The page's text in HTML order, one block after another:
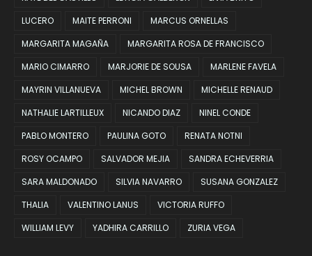
LUCERO
MAITE PERRONI
MARCUS ORNELLAS
MARGARITA MAGAÑA
MARGARITA ROSA DE FRANCISCO
MARIO CIMARRO
MARJORIE DE SOUSA
MARLENE FAVELA
MAYRIN VILLANUEVA
MICHEL BROWN
MICHELLE RENAUD
NATHALIE LARTILLEUX
NICANDO DIAZ
NINEL CONDE
PABLO MONTERO
PAULINA GOTO
RENATA NOTNI
ROSY OCAMPO
SALVADOR MEJIA
SANDRA ECHEVERRIA
SARA MALDONADO
SILVIA NAVARRO
SUSANA GONZALEZ
THALIA
VALENTINO LANUS
VICTORIA RUFFO
WILLIAM LEVY
YADHIRA CARRILLO ZURIA VEGA